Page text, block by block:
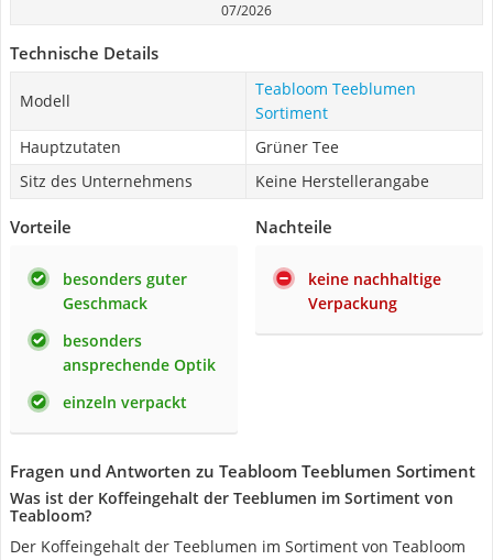
07/2026
Technische Details
Modell
Teabloom Teeblumen
Sortiment
Hauptzutaten
Grüner Tee
Sitz des Unternehmens
Keine Herstellerangabe
Vorteile
besonders guter
Geschmack
besonders
ansprechende Optik
einzeln verpackt
Nachteile
keine nachhaltige
Verpackung
Fragen und Antworten zu Teabloom Teeblumen Sortiment
Was ist der Koffeingehalt der Teeblumen im Sortiment von
Teabloom?
Der Koffeingehalt der Teeblumen im Sortiment von Teabloom